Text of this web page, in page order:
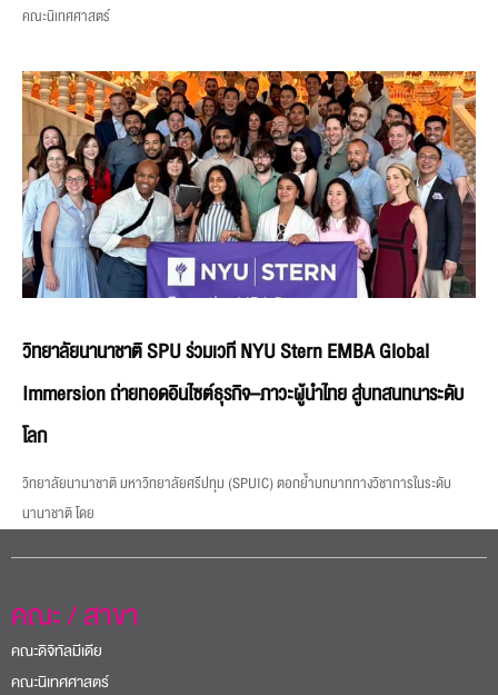
คณะนิเทศศาสตร์
วิทยาลัยนานาชาติ SPU ร่วมเวที NYU Stern EMBA Global
Immersion ถ่ายทอดอินไซต์ธุรกิจ–ภาวะผู้นำไทย สู่บทสนทนาระดับ
โลก
วิทยาลัยนานาชาติ มหาวิทยาลัยศรีปทุม (SPUIC) ตอกย้ำบทบาททางวิชาการในระดับ
นานาชาติ โดย
คณะ / สาขา
คณะดิจิทัลมีเดีย
คณะนิเทศศาสตร์